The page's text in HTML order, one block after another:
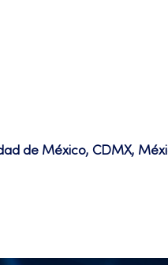
de México, CDMX,